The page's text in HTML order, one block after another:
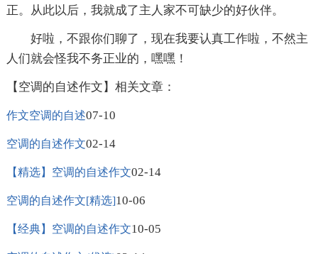
正。从此以后，我就成了主人家不可缺少的好伙伴。
好啦，不跟你们聊了，现在我要认真工作啦，不然主
人们就会怪我不务正业的，嘿嘿！
【空调的自述作文】相关文章：
作文空调的自述07-10
空调的自述作文02-14
【精选】空调的自述作文02-14
空调的自述作文[精选]10-06
【经典】空调的自述作文10-05